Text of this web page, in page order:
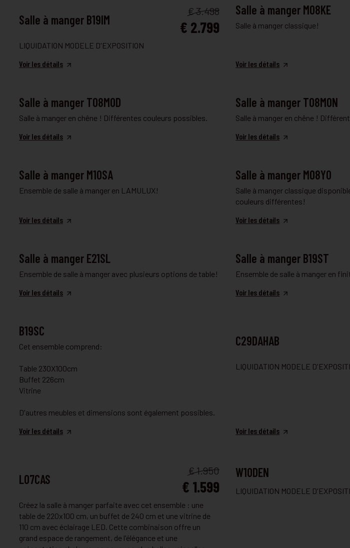
Salle à manger B19IM
€ 3.498
€ 2.799
LIQUIDATION MODELE D'EXPOSITION
Voir les détails
Salle à manger M08KE
Salle à manger classique!
Voir les détails
Salle à manger T08MOD
Salle à manger en chêne ! Différentes couleurs possibles.
Voir les détails
Salle à manger T08MON
Salle à manger en chêne !
Voir les détails
Salle à manger M10SA
Ensemble de salle à manger en LAMULUX!
Voir les détails
Salle à manger M08YO
Salle à manger classique
couleurs différentes!
Voir les détails
Salle à manger E21SL
Ensemble de salle à manger avec plusieurs options de table!
Voir les détails
Salle à manger B19ST
Ensemble de salle à manger en
Voir les détails
B19SC
Cet ensemble comprend:
Table 230X100cm
Buffet 226cm
Vitrine
D'autres meubles et dimensions sont également possibles.
Voir les détails
C29DAHAB
LIQUIDATION MODELE
Voir les détails
L07CAS
€ 1.950
€ 1.599
Créez la salle à manger parfaite avec cet ensemble : une
table de 220x100 cm, un buffet de 240 cm et une vitrine de
110 cm avec éclairage LED. Cette combinaison offre un
grand espace de rangement, de l'élégance et une
W10DEN
LIQUIDATION MODELE